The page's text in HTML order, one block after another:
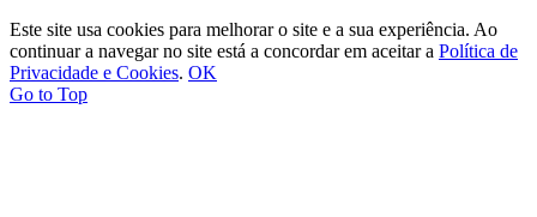
Este site usa cookies para melhorar o site e a sua experiência. Ao
continuar a navegar no site está a concordar em aceitar a Política de
Privacidade e Cookies. OK
Go to Top